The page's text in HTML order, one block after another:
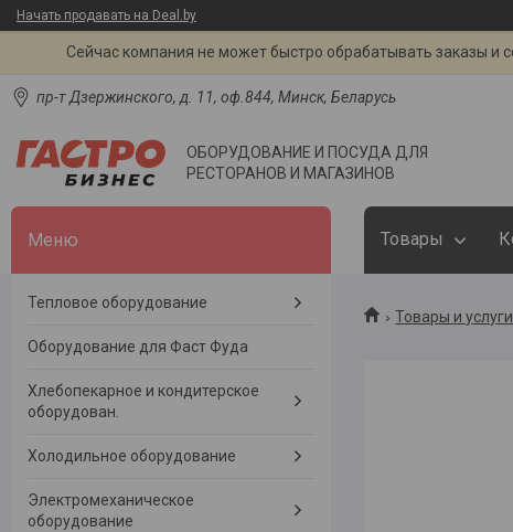
Начать продавать на Deal.by
Сейчас компания не может быстро обрабатывать заказы и
пр-т Дзержинского, д. 11, оф.844, Минск, Беларусь
ОБОРУДОВАНИЕ И ПОСУДА ДЛЯ
РЕСТОРАНОВ И МАГАЗИНОВ
Товары
Товары и услуги
Тепловое оборудование
Оборудование для Фаст Фуда
Хлебопекарное и кондитерское
оборудован.
Холодильное оборудование
Электромеханическое
оборудование